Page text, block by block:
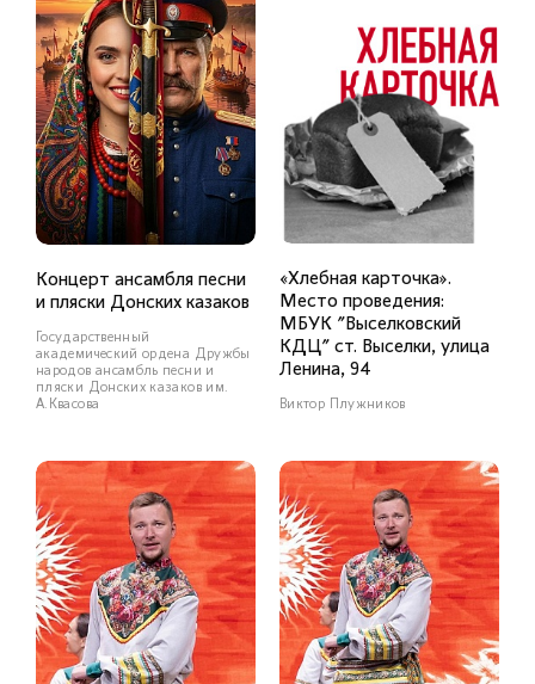
Концерт ансамбля песни
и пляски Донских казаков
Государственный
академический ордена Дружбы
народов ансамбль песни и
пляски Донских казаков им.
А.Квасова
«Хлебная карточка».
Место проведения:
МБУК "Выселковский
КДЦ" ст. Выселки, улица
Ленина, 94
Виктор Плужников